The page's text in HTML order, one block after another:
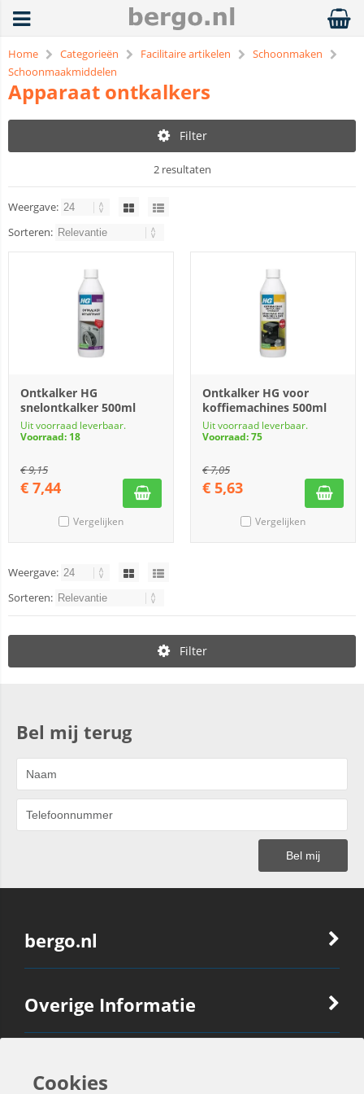
Home Categorieën Facilitaire artikelen
Schoonmaken
Schoonmaakmiddelen
Apparaat ontkalkers
Filter
2 resultaten
Weergave:
Sorteren:
Ontkalker HG
snelontkalker 500ml
Uit voorraad leverbaar.
Voorraad: 18
€9,15
€ 7,44
Vergelijken
Ontkalker HG voor
koffiemachines 500ml
Uit voorraad leverbaar.
Voorraad: 75
€7,05
€ 5,63
Vergelijken
Weergave:
Sorteren:
Filter
Bel mij terug
bergo.nl
Overige Informatie
Ook Interessant
Cookies